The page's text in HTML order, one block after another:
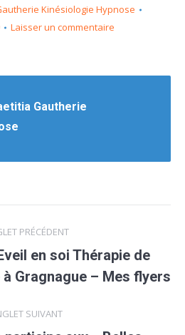
Kinésiologie Hypnose
Laisser un commentaire
Gautherie
PRÉCÉDENT
Onglet
précédent
en soi Thérapie de
Gragnague – Mes flyers
SUIVANT